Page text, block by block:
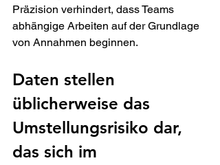
Präzision verhindert, dass Teams
abhängige Arbeiten auf der Grundlage
von Annahmen beginnen.
Daten stellen
üblicherweise das
Umstellungsrisiko dar,
das sich im